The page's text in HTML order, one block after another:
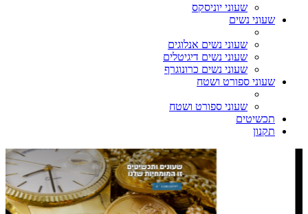
שעוני יוניסקס
שעוני נשים
שעוני נשים אנלוגים
שעוני נשים דיגיטלים
שעוני נשים כרונוגרף
שעוני ספורט ושטח
שעוני ספורט ושטח
תכשיטים
תקנון